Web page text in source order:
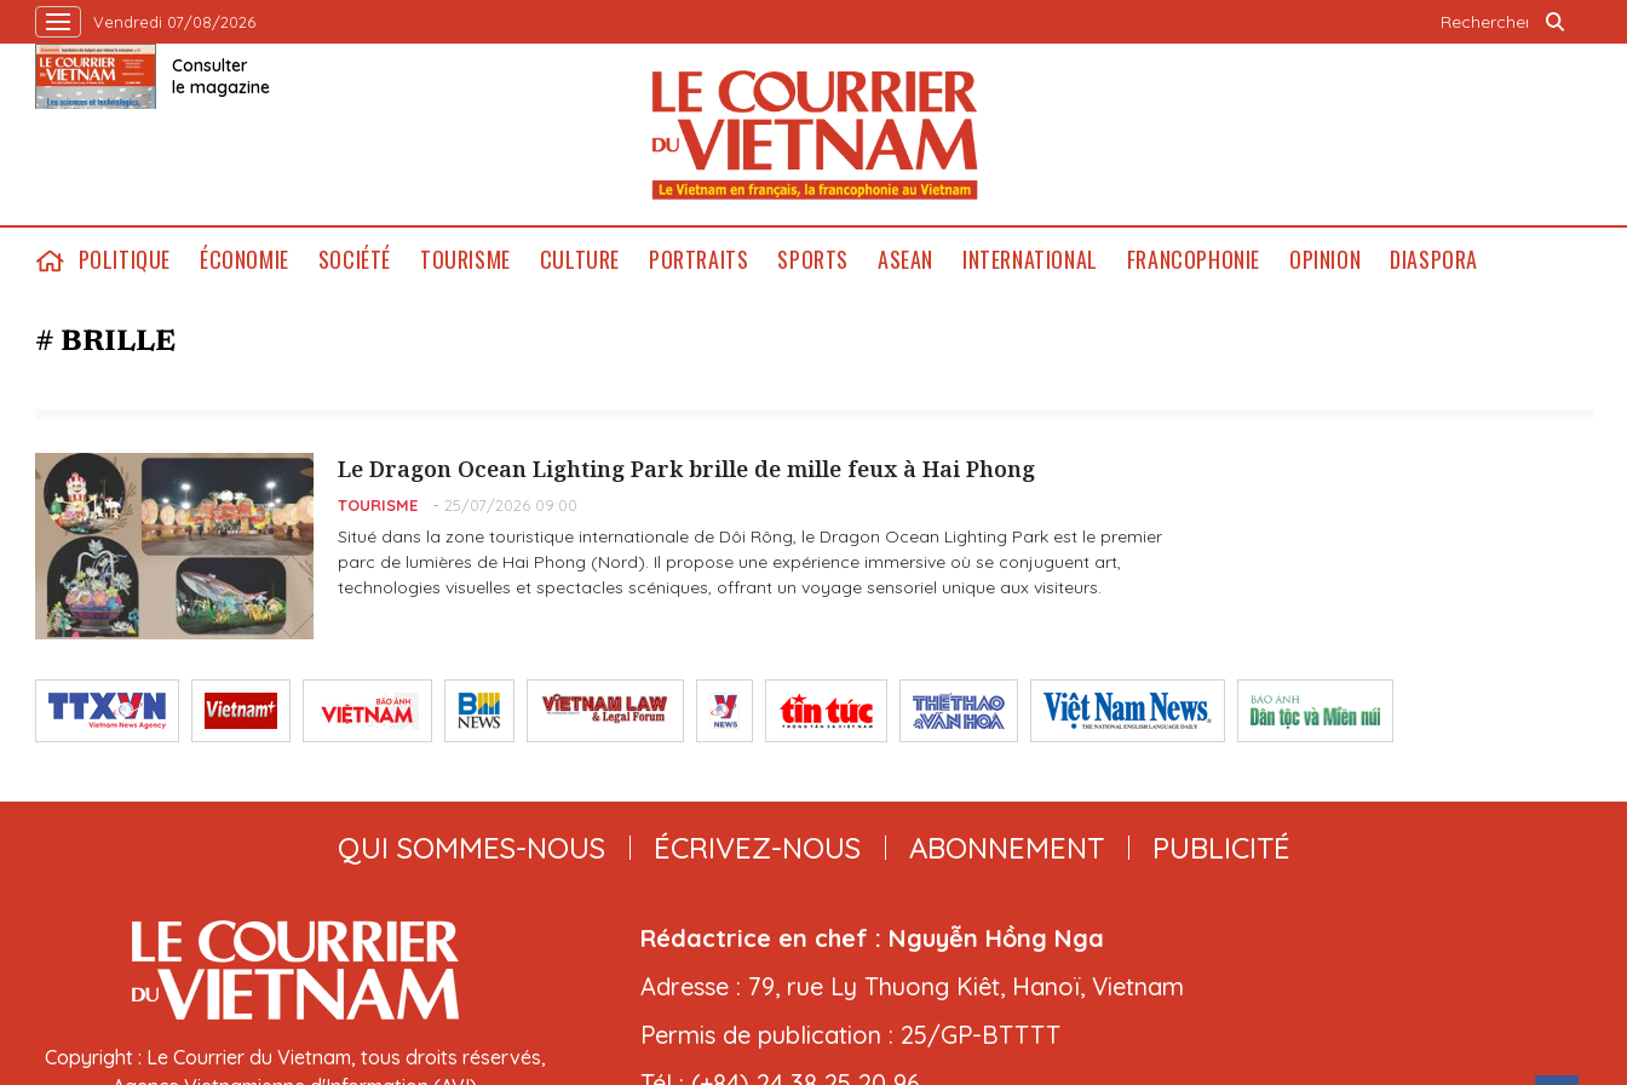
Vendredi 07/08/2026
Consulter
le magazine
POLITIQUE ÉCONOMIE SOCIÉTÉ TOURISME CULTURE PORTRAITS SPORTS ASEAN INTERNATIONAL FRANCOPHONIE OPINION DIASPORA
# BRILLE
Le Dragon Ocean Lighting Park brille de mille feux à Hai Phong
TOURISME 25/07/2026 09:00
Situé dans la zone touristique internationale de Dôi Rông, le Dragon Ocean Lighting Park est le premier
parc de lumières de Hai Phong (Nord). Il propose une expérience immersive où se conjuguent art,
technologies visuelles et spectacles scéniques, offrant un voyage sensoriel unique aux visiteurs.
QUI SOMMES-NOUS ÉCRIVEZ-NOUS ABONNEMENT PUBLICITÉ
Copyright : Le Courrier du Vietnam, tous droits réservés,
Rédactrice en chef : Nguyễn Hồng Nga
Adresse : 79, rue Ly Thuong Kiêt, Hanoï, Vietnam
Permis de publication : 25/GP-BTTTT